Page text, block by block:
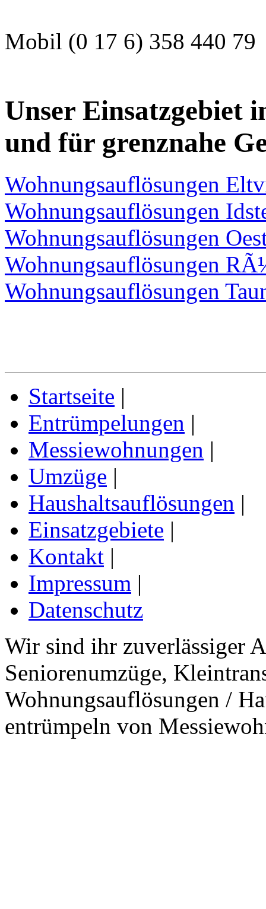
Mobil (0 17 6) 358 440 79
Unser Einsatzgebiet
und für grenznahe
Wohnungsauflösungen
Wohnungsauflösungen
Wohnungsauflösungen
Wohnungsauflösungen
Wohnungsauflösungen
Startseite |
Entrümpelungen |
Messiewohnungen |
Umzüge |
Haushaltsauflösungen |
Einsatzgebiete |
Kontakt |
Impressum |
Datenschutz
Wir sind ihr zuverlässiger
Seniorenumzüge,
Wohnungsauflösungen /
entrümpeln von